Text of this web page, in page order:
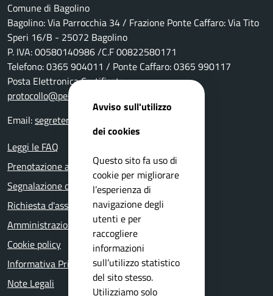
Comune di Bagolino
Bagolino: Via Parrocchia 34 / Frazione Ponte Caffaro: Via Tito
Speri 16/B - 25072 Bagolino
P. IVA: 00580140986 /C.F 00822580171
Telefono: 0365 904011 / Ponte Caffaro: 0365 990117
Posta Elettronica Certificata:
protocollo@pec.comune.bagolino.bs.it
Email:segreteria@comune.bagolino.bs.it
Leggi le FAQ
Prenotazione appuntamento
Segnalazione disservizio
Richiesta d'assistenza
Amministrazione trasparente
Cookie policy
Informativa Privacy
Note Legali
Avviso sull'utilizzo
dei cookies
Questo sito fa uso di
cookie per migliorare
l’esperienza di
navigazione degli
utenti e per
raccogliere
informazioni
sull’utilizzo statistico
del sito stesso.
Utilizziamo solo